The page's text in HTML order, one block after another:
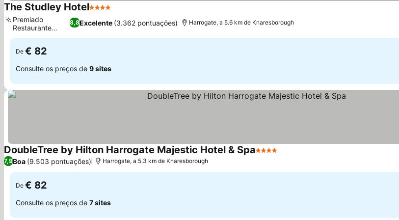
The Studley Hotel4 Estrelas
8,8Excelente (3.362 pontuações)
Premiado
Restaurante
Orchid
Harrogate, a 5.6 km de Knaresborough
De € 82
Consulte os preços de 9 sites
DoubleTree by Hilton Harrogate Majestic Hotel & Spa4 Estrelas
7,9Boa (9.503 pontuações) Harrogate, a 5.3 km de Knaresborough
De € 82
Consulte os preços de 7 sites